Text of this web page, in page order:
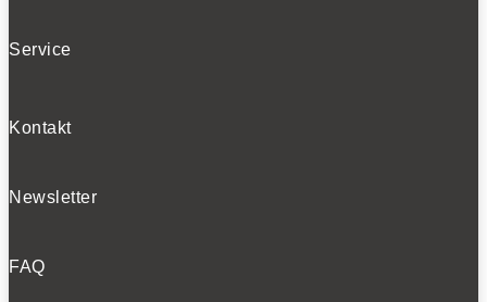
Folgen
BELIEBTE NEWS
Service
Kontakt
Newsletter
FAQ